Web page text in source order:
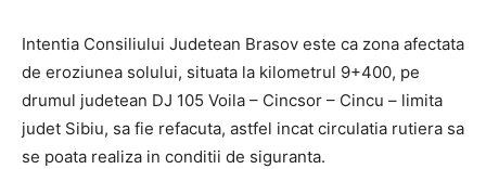
Intentia Consiliului Judetean Brasov este ca zona afectata
de eroziunea solului, situata la kilometrul 9+400, pe
drumul judetean DJ 105 Voila – Cincsor – Cincu – limita
judet Sibiu, sa fie refacuta, astfel incat circulatia rutiera sa
se poata realiza in conditii de siguranta.